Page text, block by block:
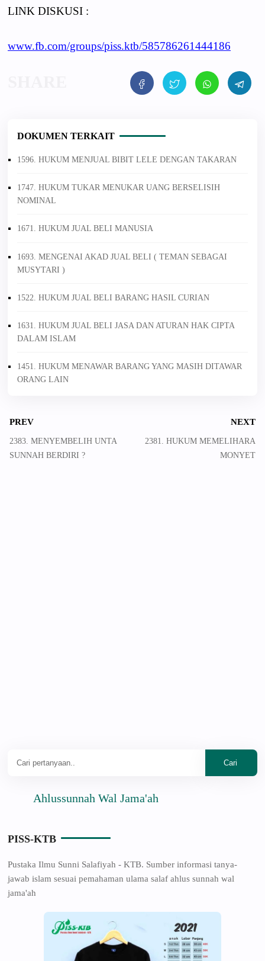
LINK DISKUSI :
www.fb.com/groups/piss.ktb/585786261444186
DOKUMEN TERKAIT
1596. HUKUM MENJUAL BIBIT LELE DENGAN TAKARAN
1747. HUKUM TUKAR MENUKAR UANG BERSELISIH
NOMINAL
1671. HUKUM JUAL BELI MANUSIA
1693. MENGENAI AKAD JUAL BELI ( TEMAN SEBAGAI
MUSYTARI )
1522. HUKUM JUAL BELI BARANG HASIL CURIAN
1631. HUKUM JUAL BELI JASA DAN ATURAN HAK CIPTA
DALAM ISLAM
1451. HUKUM MENAWAR BARANG YANG MASIH DITAWAR
ORANG LAIN
PREV
2383. MENYEMBELIH UNTA
SUNNAH BERDIRI ?
NEXT
2381. HUKUM MEMELIHARA
MONYET
Ahlussunnah Wal Jama'ah
PISS-KTB
Pustaka Ilmu Sunni Salafiyah - KTB. Sumber informasi tanya-
jawab islam sesuai pemahaman ulama salaf ahlus sunnah wal
jama'ah